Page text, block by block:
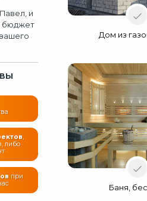
и
бюджет
,
либо
при
Дом из
Баня,